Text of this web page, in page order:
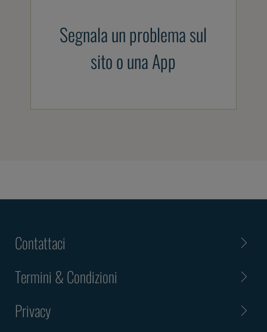
Segnala un problema sul
sito o una App
Contattaci
Termini & Condizioni
Privacy